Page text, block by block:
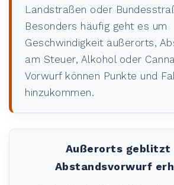
Landstraßen oder
Besonders häufig geht es um
Geschwindigkeit außerorts,
am Steuer, Alkohol oder
Vorwurf können Punkte und
hinzukommen.
Außerorts geblitzt
Abstandsvorwurf